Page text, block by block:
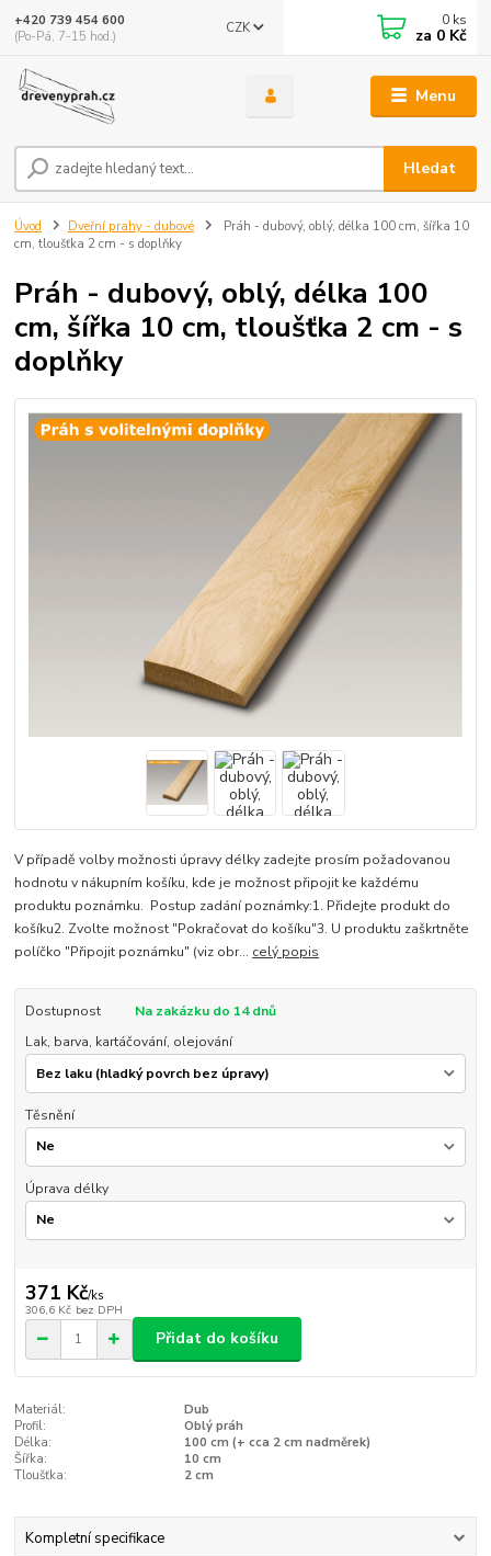
Menu
CZK
Hledat
+420 739 454 600
(Po-Pá, 7-15 hod.)
0 ks
za 0 Kč
Úvod Dveřní prahy - dubové
Práh - dubový, oblý, délka 100 cm, šířka 10
cm, tloušťka 2 cm - s doplňky
Práh - dubový, oblý, délka 100
cm, šířka 10 cm, tloušťka 2 cm - s
doplňky
V případě volby možnosti úpravy délky zadejte prosím požadovanou
hodnotu v nákupním košíku, kde je možnost připojit ke každému
produktu poznámku. Postup zadání poznámky:1. Přidejte produkt do
košíku2. Zvolte možnost "Pokračovat do košíku"3. U produktu zaškrtněte
políčko "Připojit poznámku" (viz obr... celý popis
Dostupnost
Na zakázku do 14 dnů
Lak, barva, kartáčování, olejování
Těsnění
Úprava délky
371 Kč/ks
306,6 Kč bez DPH
Přidat do košíku
Materiál:
Dub
Profil:
Oblý práh
Délka:
100 cm (+ cca 2 cm nadměrek)
Šířka:
10 cm
Tloušťka:
2 cm
Kompletní specifikace